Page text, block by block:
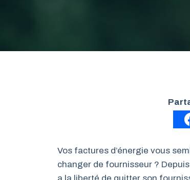
Vos factures d’énergie vous
changer de fournisseur ?
a la liberté de quitter son